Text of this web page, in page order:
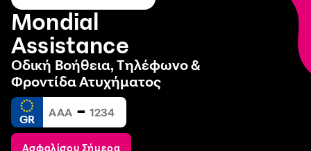
Mondial
Assistance
Οδική Βοήθεια, Τηλέφωνο &
Φροντίδα Ατυχήματος
GR -
Ασφαλίσου Σήμερα